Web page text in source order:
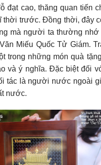
đạt cao, thăng quan tiến
thời trước. Đồng thời, đây
mà người ta thường nhớ
Miếu Quốc Tử Giám.
trong những món quà
và ý nghĩa. Đặc biệt đối
tác là người nước ngoài
nước.